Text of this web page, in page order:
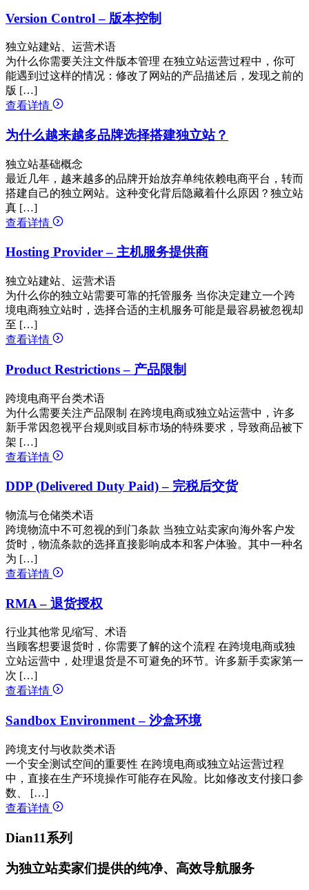
Version Control – 版本控制
独立站建站、运营术语
为什么你需要关注文件版本管理 在独立站运营过程中，你可
能遇到过这样的情况：修改了网站的产品描述后，发现之前的
版 […]
查看详情
为什么越来越多品牌选择搭建独立站？
独立站基础概念
最近几年，越来越多的品牌开始放弃单纯依赖电商平台，转而
搭建自己的独立网站。这种变化背后隐藏着什么原因？独立站
真 […]
查看详情
Hosting Provider – 主机服务提供商
独立站建站、运营术语
为什么你的独立站需要可靠的托管服务 当你决定建立一个跨
境电商独立站时，选择合适的主机服务可能是最容易被忽视却
至 […]
查看详情
Product Restrictions – 产品限制
跨境电商平台类术语
为什么需要关注产品限制 在跨境电商或独立站运营中，许多
新手常因忽视平台规则或目标市场的特殊要求，导致商品被下
架 […]
查看详情
DDP (Delivered Duty Paid) – 完税后交货
物流与仓储类术语
跨境物流中不可忽视的到门条款 当独立站卖家向海外客户发
货时，物流条款的选择直接影响成本和客户体验。其中一种名
为 […]
查看详情
RMA – 退货授权
行业其他常见缩写、术语
当顾客想要退货时，你需要了解的这个流程 在跨境电商或独
立站运营中，处理退货是不可避免的环节。许多新手卖家第一
次 […]
查看详情
Sandbox Environment – 沙盒环境
跨境支付与收款类术语
一个安全测试空间的重要性 在跨境电商或独立站运营过程
中，直接在生产环境操作可能存在风险。比如修改支付接口参
数、 […]
查看详情
Dian11系列
为独立站卖家们提供的纯净、高效导航服务